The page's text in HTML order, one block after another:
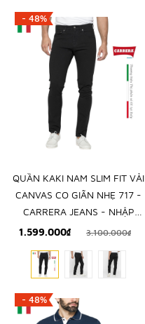
- 48%
QUẦN KAKI NAM SLIM FIT VẢI
CANVAS CO GIÃN NHẸ 717 -
CARRERA JEANS - NHẬP
KHẨU CHÍNH NGẠCH TỪ Ý
1.599.000₫ 3.100.000₫
- 48%